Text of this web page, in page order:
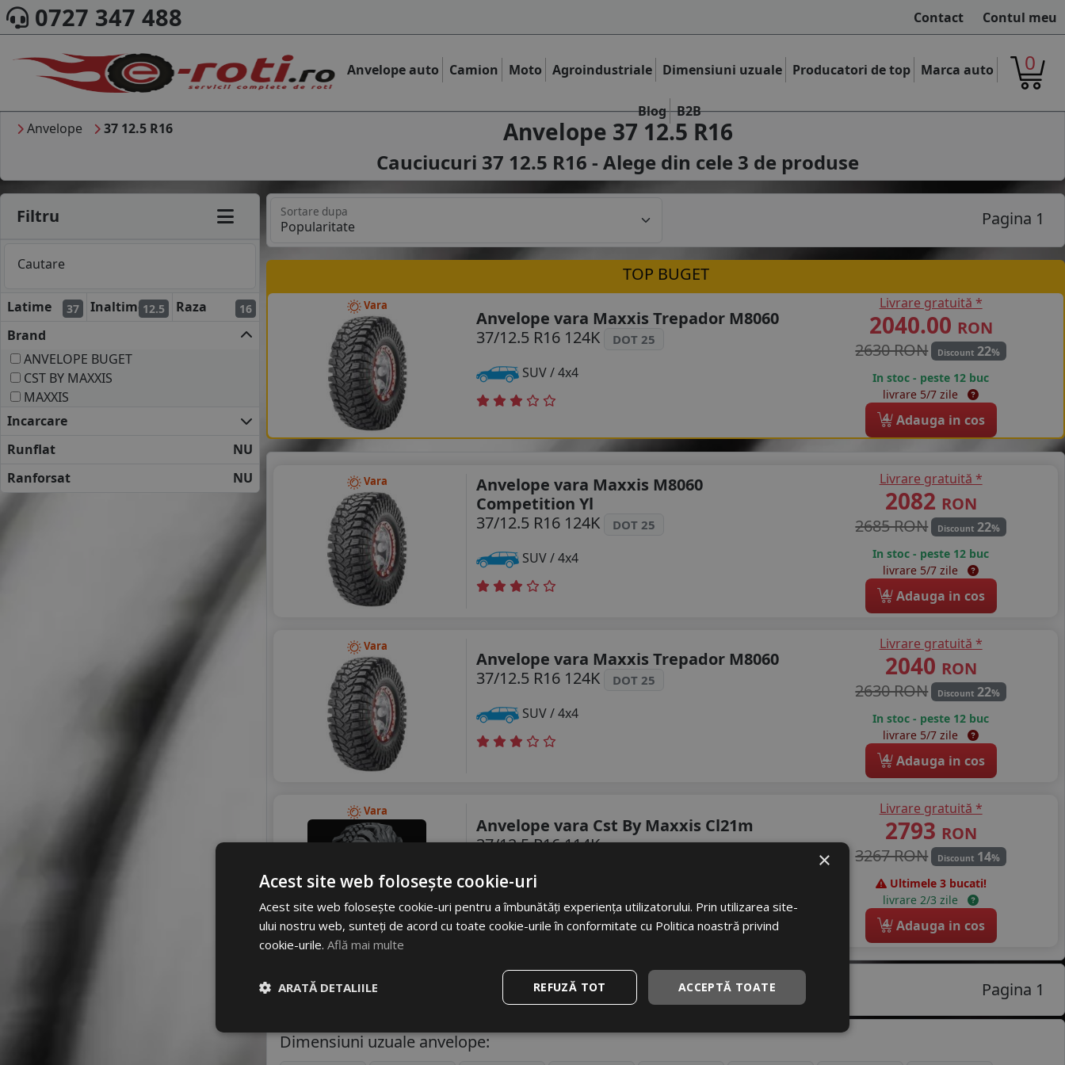
0727 347 488 Contact Contul meu
Anvelope auto Camion Moto Agroindustriale Dimensiuni uzuale Producatori de top Marca auto
Blog B2B
0
Anvelope 37 12.5 R16 Anvelope 37 12.5 R16
Cauciucuri 37 12.5 R16 - Alege din cele 3 de produse
Filtru
Cautare
Latime 37 Inaltime12.5 Raza 16
Brand
ANVELOPE BUGET
CST BY MAXXIS
MAXXIS
Incarcare
Runflat
NU
Ranforsat
NU
Sortare dupa Pagina 1
TOP BUGET
Vara
Anvelope vara Maxxis Trepador M8060
37/12.5 R16 124K
DOT 25
SUV / 4x4
Livrare gratuită *
2040.00 RON
2630 RON
Discount22%
In stoc - peste 12 buc
livrare 5/7 zile
4 Adauga in cos
Vara
Anvelope vara Maxxis M8060
Competition Yl
37/12.5 R16 124K
DOT 25
SUV / 4x4
Livrare gratuită *
2082 RON
2685 RON
Discount22%
In stoc - peste 12 buc
livrare 5/7 zile
4 Adauga in cos
Vara
Anvelope vara Maxxis Trepador M8060
37/12.5 R16 124K
DOT 25
SUV / 4x4
Livrare gratuită *
2040 RON
2630 RON
Discount22%
In stoc - peste 12 buc
livrare 5/7 zile
4 Adauga in cos
Vara
Anvelope vara Cst By Maxxis Cl21m
37/12.5 R16 114K
SUV / 4x4
Livrare gratuită *
2793 RON
3267 RON
Discount 14%
Ultimele 3 bucati!
livrare 2/3 zile
4 Adauga in cos
Pagina 1
Dimensiuni uzuale anvelope:
×
Acest site web folosește cookie-uri
Acest site web folosește cookie-uri pentru a îmbunătăți experiența utilizatorului. Prin utilizarea site-
ului nostru web, sunteți de acord cu toate cookie-urile în conformitate cu Politica noastră privind
cookie-urile. Află mai multe
ACCEPTĂ TOATE
REFUZĂ TOT
ARATĂ DETALIILE